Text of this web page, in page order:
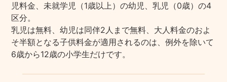
児料金、未就学児（1歳以上）の幼児、乳児（0歳）の4
区分。
乳児は無料、幼児は同伴2人まで無料、大人料金のおよ
そ半額となる子供料金が適用されるのは、例外を除いて
6歳から12歳の小学生だけです。